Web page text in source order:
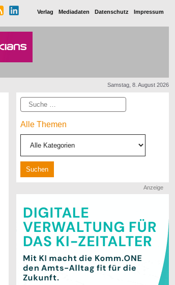
Verlag Mediadaten Datenschutz Impressum
Samstag, 8. August 2026
Suche
Alle Themen
Anzeige